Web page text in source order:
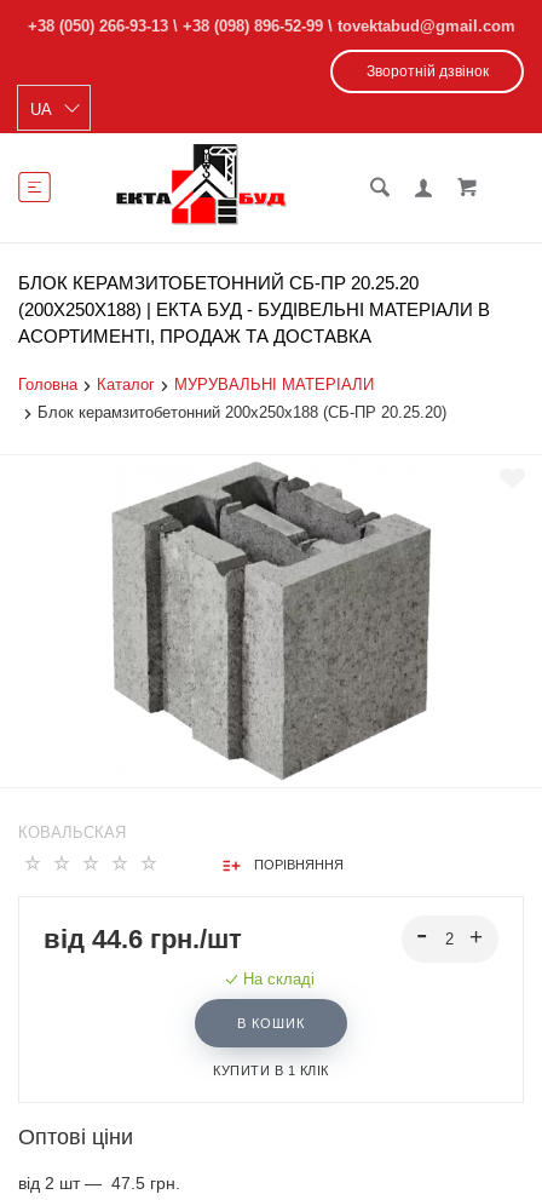
+38 (050) 266-93-13\ +38 (098) 896-52-99 \ tovektabud@gmail.com
Зворотній дзвінок
БЛОК КЕРАМЗИТОБЕТОННИЙ СБ-ПР 20.25.20
(200Х250Х188) | ЕКТА БУД - БУДІВЕЛЬНІ МАТЕРІАЛИ В
АСОРТИМЕНТІ, ПРОДАЖ ТА ДОСТАВКА
Головна Каталог
МУРУВАЛЬНІ МАТЕРІАЛИ
Блок керамзитобетонний 200х250х188 (СБ-ПР 20.25.20)
КОВАЛЬСКАЯ
ПОРІВНЯННЯ
від 44.6 грн./шт
На складі
В КОШИК
КУПИТИ В 1 КЛІК
Оптові ціни
від 2 шт — 47.5 грн.